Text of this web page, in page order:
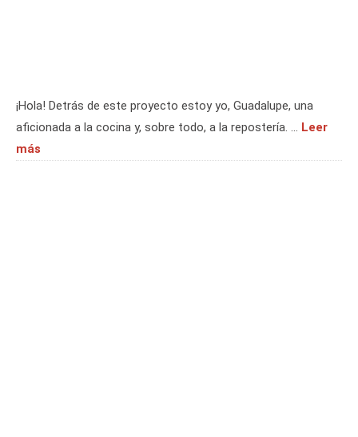
¡Hola! Detrás de este proyecto estoy yo, Guadalupe, una
aficionada a la cocina y, sobre todo, a la repostería. … Leer
más